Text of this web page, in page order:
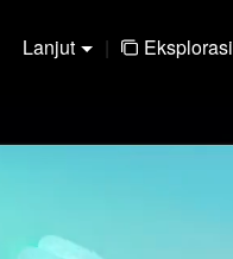
Lanjut | Eksplorasi